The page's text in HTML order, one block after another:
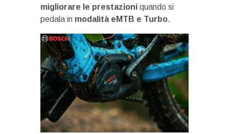
migliorare le prestazioni quando si
pedala in modalità eMTB e Turbo.